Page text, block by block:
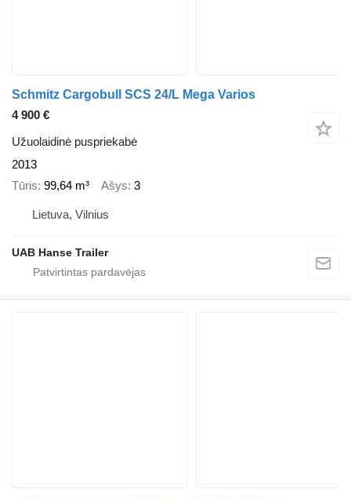
Schmitz Cargobull SCS 24/L Mega Varios
4 900 €
Užuolaidinė puspriekabė
2013
Tūris 99,64 m³ Ašys 3
Lietuva, Vilnius
UAB Hanse Trailer